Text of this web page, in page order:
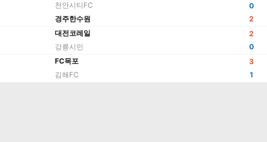
천안시티FC
경주한수원
0
2
대전코레일
강릉시민
2
0
FC목포
김해FC
3
1